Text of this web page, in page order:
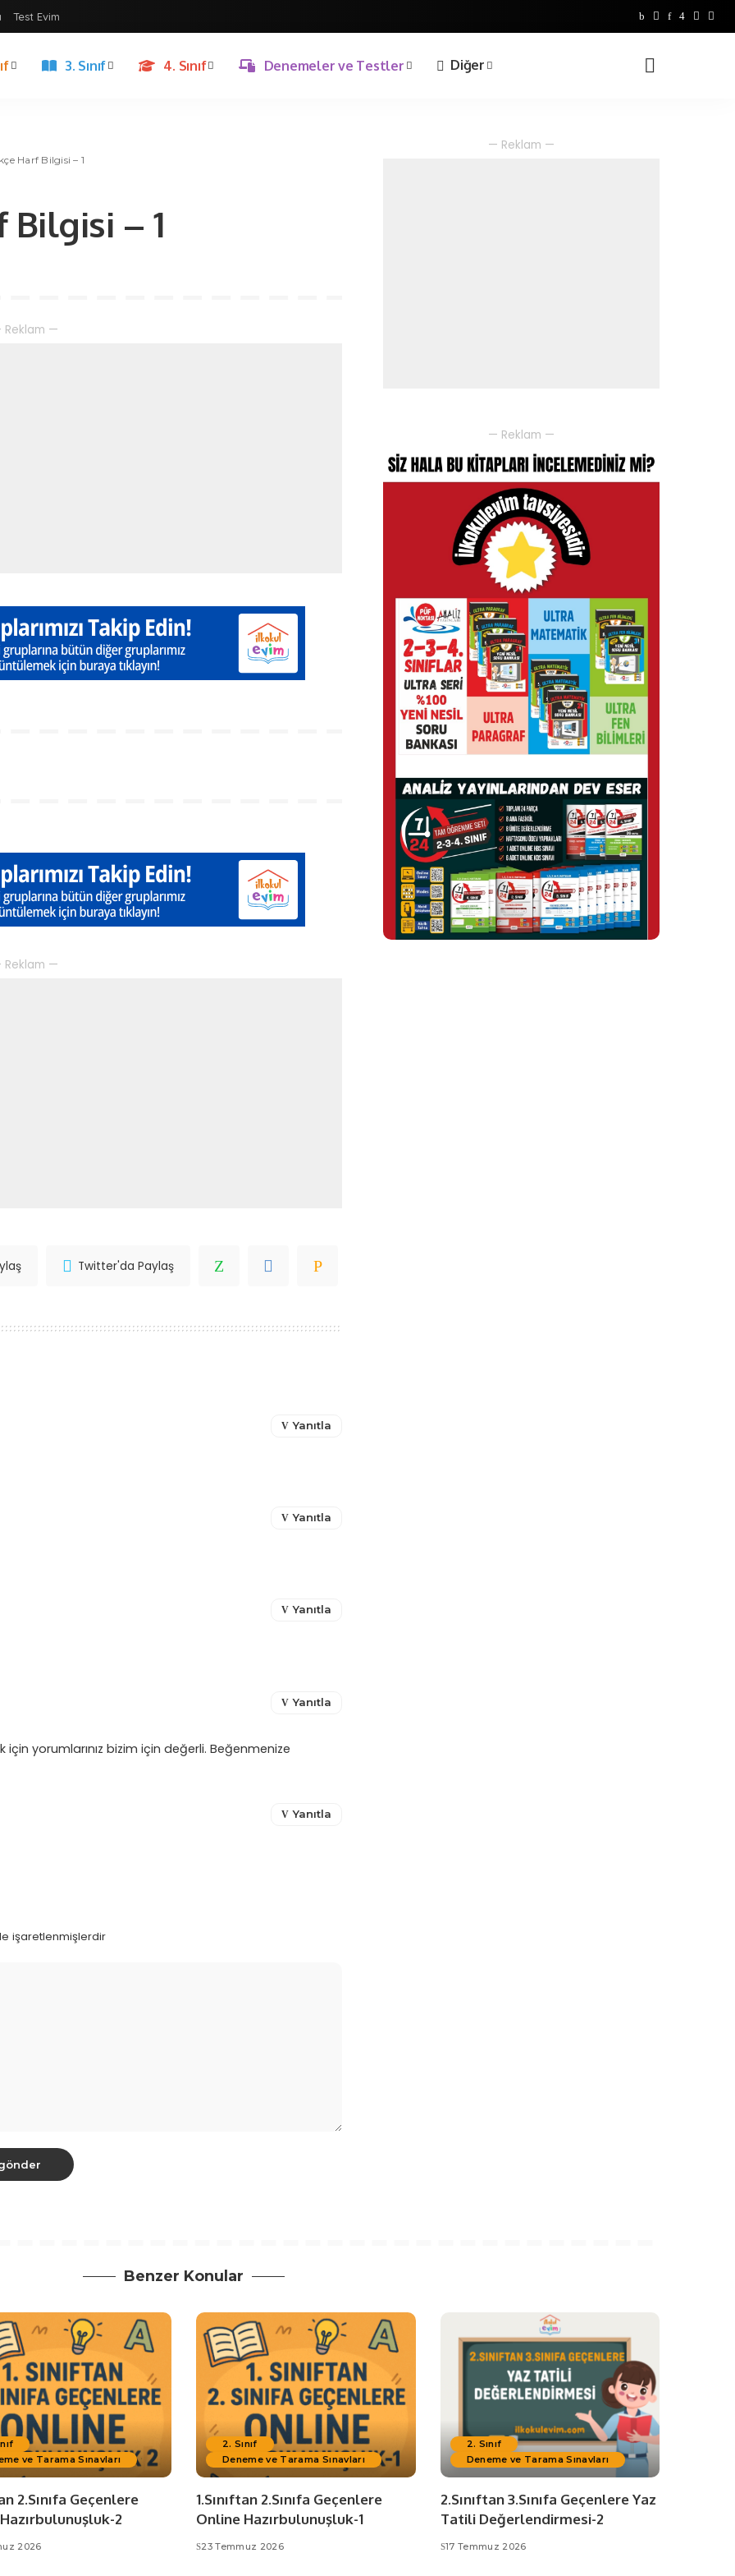
Test Evim
3. Sınıf 4. Sınıf Denemeler ve Testler Diğer
1. Sınıf
Harf Bilgisi – 1
Bilgisi – 1
Reklam —
Reklam —
Twitter'da Paylaş
Yanıtla
Yanıtla
Yanıtla
yorumlarınız bizim için değerli. Beğenmenize
Yanıtla
Yanıtla
işaretlenmişlerdir
— Reklam —
— Reklam —
Benzer Konular
ve Tarama Sınavları
2.Sınıfa Geçenlere
2
2026
2. Sınıf
Deneme ve Tarama Sınavları
1.Sınıftan 2.Sınıfa Geçenlere
Online Hazırbulunuşluk-1
23 Temmuz 2026
2. Sınıf
Deneme ve Tarama Sınavları
2.Sınıftan 3.Sınıfa Geçenlere Yaz
Tatili Değerlendirmesi-2
17 Temmuz 2026